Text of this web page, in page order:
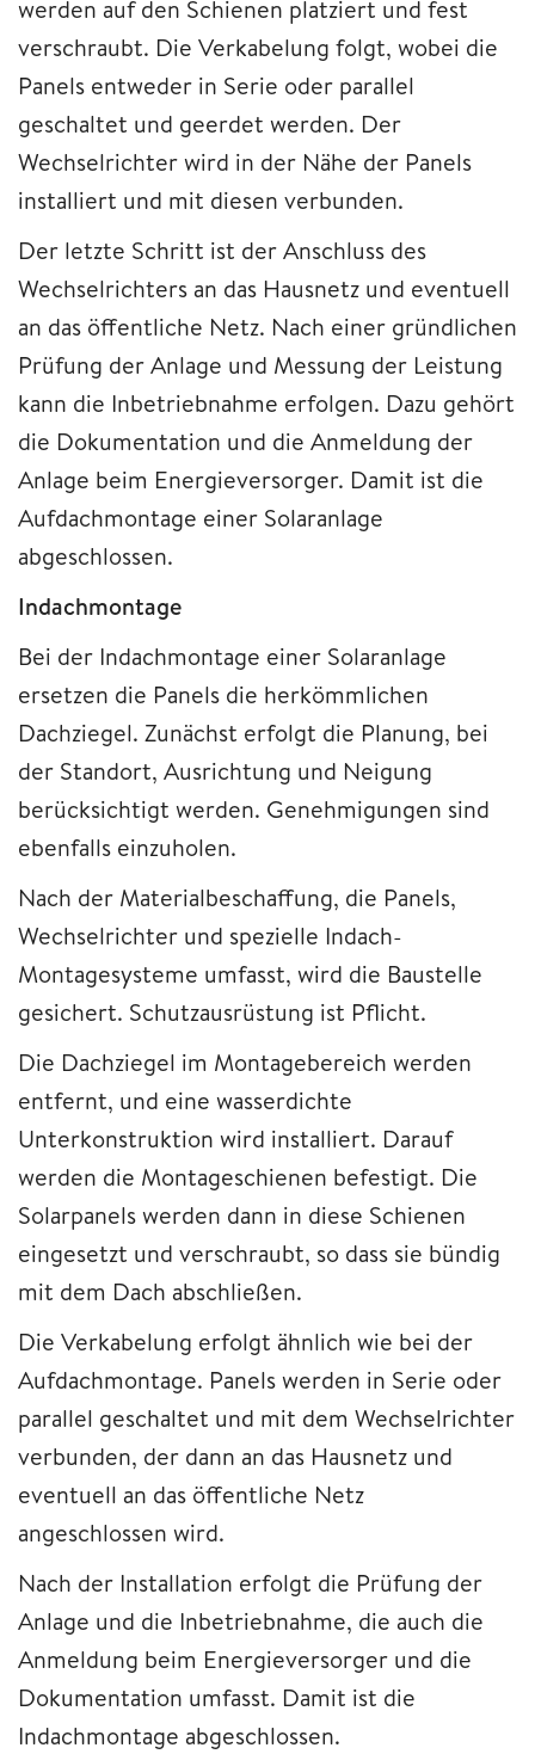
werden auf den Schienen platziert und fest
verschraubt. Die Verkabelung folgt, wobei die
Panels entweder in Serie oder parallel
geschaltet und geerdet werden. Der
Wechselrichter wird in der Nähe der Panels
installiert und mit diesen verbunden.
Der letzte Schritt ist der Anschluss des
Wechselrichters an das Hausnetz und eventuell
an das öffentliche Netz. Nach einer gründlichen
Prüfung der Anlage und Messung der Leistung
kann die Inbetriebnahme erfolgen. Dazu gehört
die Dokumentation und die Anmeldung der
Anlage beim Energieversorger. Damit ist die
Aufdachmontage einer Solaranlage
abgeschlossen.
Indachmontage
Bei der Indachmontage einer Solaranlage
ersetzen die Panels die herkömmlichen
Dachziegel. Zunächst erfolgt die Planung, bei
der Standort, Ausrichtung und Neigung
berücksichtigt werden. Genehmigungen sind
ebenfalls einzuholen.
Nach der Materialbeschaffung, die Panels,
Wechselrichter und spezielle Indach-
Montagesysteme umfasst, wird die Baustelle
gesichert. Schutzausrüstung ist Pflicht.
Die Dachziegel im Montagebereich werden
entfernt, und eine wasserdichte
Unterkonstruktion wird installiert. Darauf
werden die Montageschienen befestigt. Die
Solarpanels werden dann in diese Schienen
eingesetzt und verschraubt, so dass sie bündig
mit dem Dach abschließen.
Die Verkabelung erfolgt ähnlich wie bei der
Aufdachmontage. Panels werden in Serie oder
parallel geschaltet und mit dem Wechselrichter
verbunden, der dann an das Hausnetz und
eventuell an das öffentliche Netz
angeschlossen wird.
Nach der Installation erfolgt die Prüfung der
Anlage und die Inbetriebnahme, die auch die
Anmeldung beim Energieversorger und die
Dokumentation umfasst. Damit ist die
Indachmontage abgeschlossen.